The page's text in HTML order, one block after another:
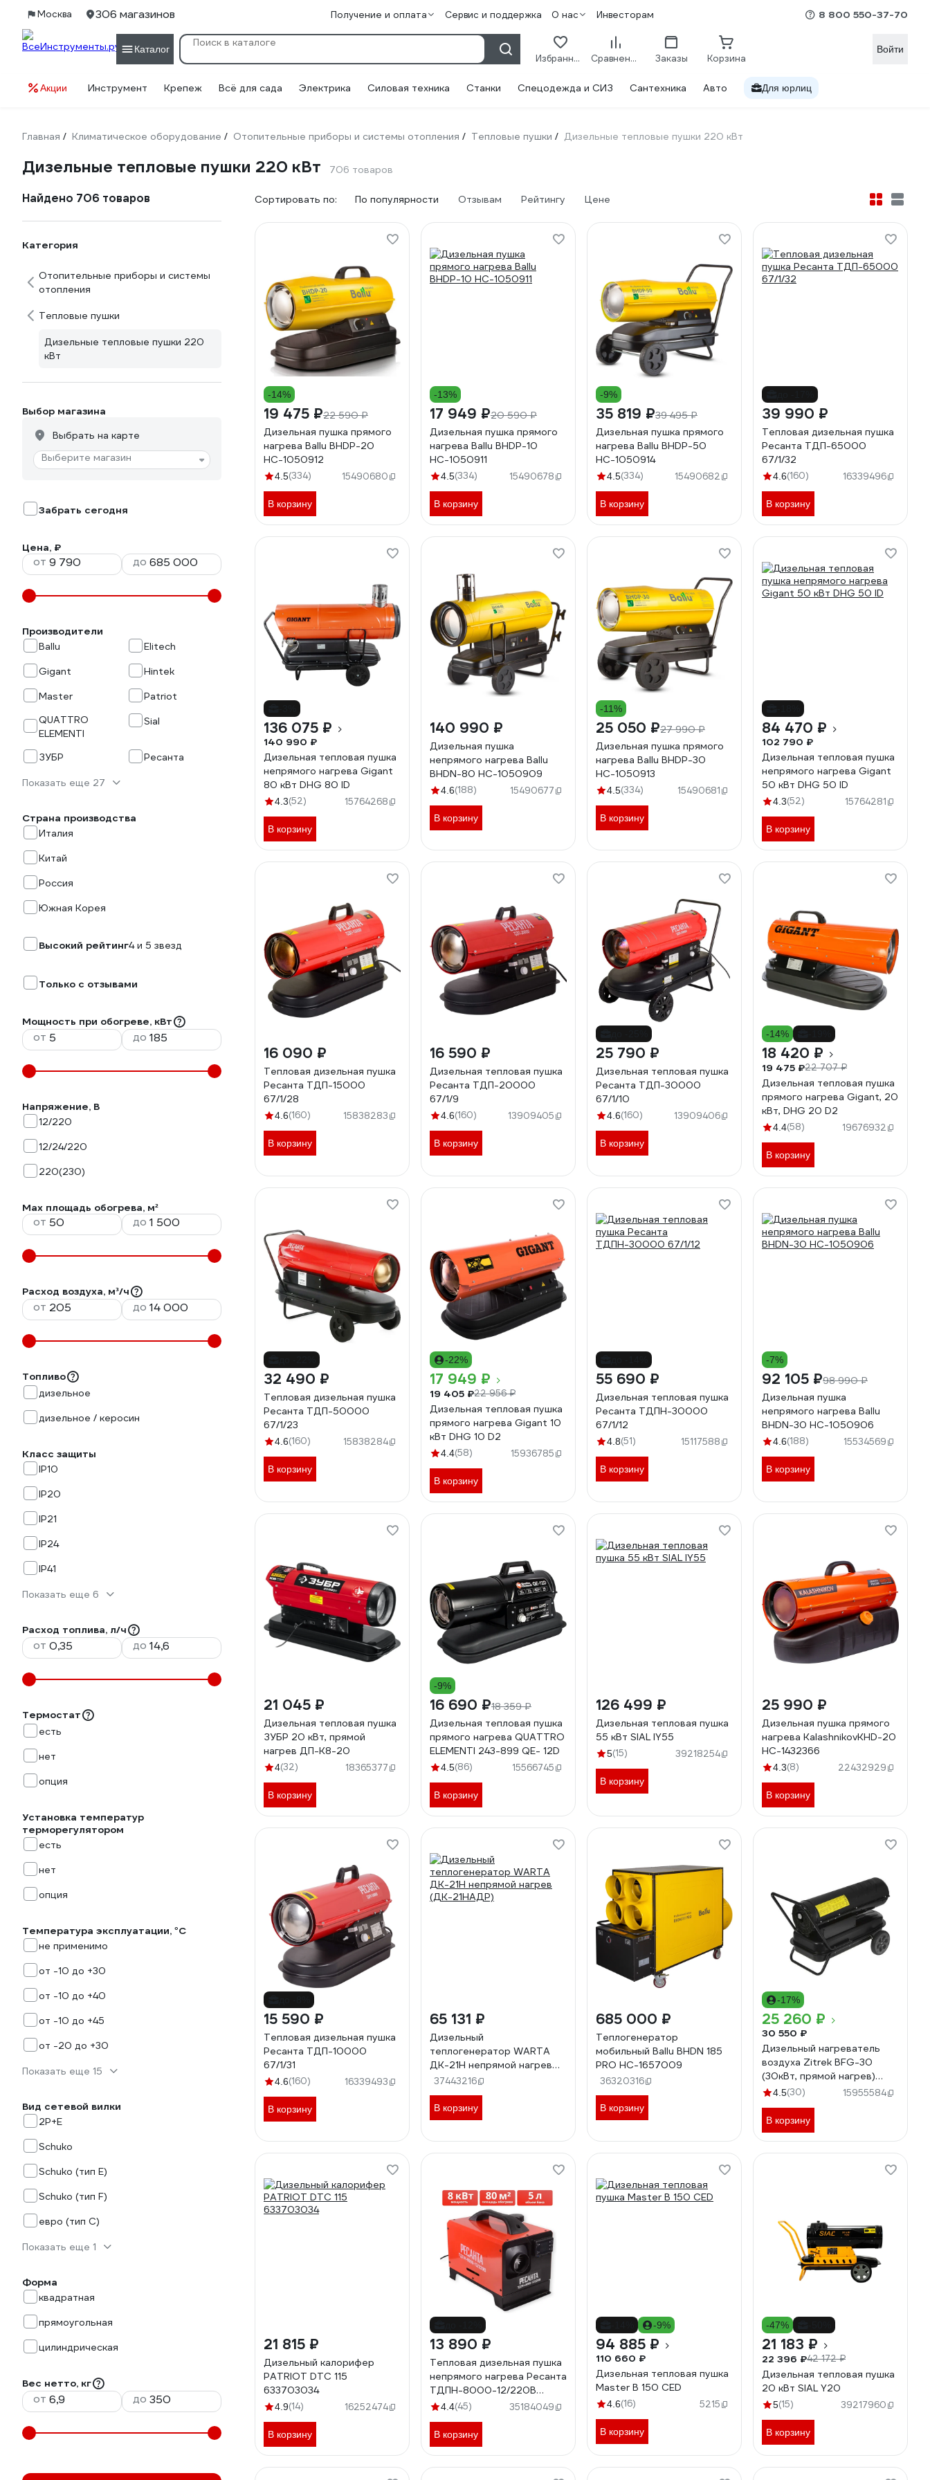
Москва 306 магазинов Получение и оплата Сервис и поддержка О нас Инвесторам 8 800 550-37-70
Каталог
Избранное Сравнение Заказы Корзина
Войти
Акции Инструмент Крепеж Всё для сада Электрика Силовая техника Станки Спецодежда и СИЗ Сантехника Авто Для юрлиц
Главная / Климатическое оборудование / Отопительные приборы и системы отопления / Тепловые пушки / Дизельные тепловые пушки 220 кВт
Дизельные тепловые пушки 220 кВт 706 товаров
Найдено 706 товаров
Категория
Отопительные приборы и системы
отопления
Тепловые пушки
Дизельные тепловые пушки 220
кВт
Выбор магазина
Выбрать на карте
Выберите магазин
Забрать сегодня
Цена, ₽
от до
Производители
Ballu
Elitech
Gigant
Hintek
Master
Patriot
QUATTRO
ELEMENTI
Sial
ЗУБР Ресанта
Показать еще 27
Страна производства
Италия
Китай
Россия
Южная Корея
Высокий рейтинг4 и 5 звезд
Только с отзывами
Мощность при обогреве, кВт
от до
Напряжение, В
12/220
12/24/220
220(230)
Max площадь обогрева, м²
от до
Расход воздуха, м³/ч
от до
Топливо
дизельное
дизельное / керосин
Класс защиты
IP10
IP20
IP21
IP24
IP41
Показать еще 6
Расход топлива, л/ч
от до
Термостат
есть
нет
опция
Установка температур
терморегулятором
есть
нет
опция
Температура эксплуатации, °С
не применимо
от -10 до +30
от -10 до +40
от -10 до +45
от -20 до +30
Показать еще 15
Вид сетевой вилки
2P+E
Schuko
Schuko (тип E)
Schuko (тип F)
евро (тип С)
Показать еще 1
Форма
квадратная
прямоугольная
цилиндрическая
Вес нетто, кг
от до
Сортировать по: По популярности Отзывам Рейтингу Цене
-14%
19 475 ₽22 590 ₽
Дизельная пушка прямого
нагрева Ballu BHDP-20
НС-1050912
4.5(334) 15490680
В корзину
-13%
17 949 ₽20 590 ₽
Дизельная пушка прямого
нагрева Ballu BHDP-10
НС-1050911
4.5(334) 15490678
В корзину
-9%
35 819 ₽39 495 ₽
Дизельная пушка прямого
нагрева Ballu BHDP-50
НС-1050914
4.5(334) 15490682
В корзину
39 990 ₽
Тепловая дизельная пушка
Ресанта ТДП-65000
67/1/32
4.6(160) 16339496
В корзину
136 075 ₽
140 990 ₽
Дизельная тепловая пушка
непрямого нагрева Gigant
80 кВт DHG 80 ID
4.3(52) 15764268
В корзину
140 990 ₽
Дизельная пушка
непрямого нагрева Ballu
BHDN-80 НС-1050909
4.6(188) 15490677
В корзину
-11%
25 050 ₽27 990 ₽
Дизельная пушка прямого
нагрева Ballu BHDP-30
НС-1050913
4.5(334) 15490681
В корзину
84 470 ₽
102 790 ₽
Дизельная тепловая пушка
непрямого нагрева Gigant
50 кВт DHG 50 ID
4.3(52) 15764281
В корзину
16 090 ₽
Тепловая дизельная пушка
Ресанта ТДП-15000
67/1/28
4.6(160) 15838283
В корзину
16 590 ₽
Дизельная тепловая пушка
Ресанта ТДП-20000
67/1/9
4.6(160) 13909405
В корзину
25 790 ₽
Дизельная тепловая пушка
Ресанта ТДП-30000
67/1/10
4.6(160) 13909406
В корзину
-14%
18 420 ₽
19 475 ₽22 707 ₽
Дизельная тепловая пушка
прямого нагрева Gigant, 20
кВт, DHG 20 D2
4.4(58) 19676932
В корзину
32 490 ₽
Тепловая дизельная пушка
Ресанта ТДП-50000
67/1/23
4.6(160) 15838284
В корзину
-22%
17 949 ₽
19 405 ₽22 956 ₽
Дизельная тепловая пушка
прямого нагрева Gigant 10
кВт DHG 10 D2
4.4(58) 15936785
В корзину
55 690 ₽
Дизельная тепловая пушка
Ресанта ТДПН-30000
67/1/12
4.8(51) 15117588
В корзину
-7%
92 105 ₽98 990 ₽
Дизельная пушка
непрямого нагрева Ballu
BHDN-30 НС-1050906
4.6(188) 15534569
В корзину
21 045 ₽
Дизельная тепловая пушка
ЗУБР 20 кВт, прямой
нагрев ДП-К8-20
4(32) 18365377
В корзину
-9%
16 690 ₽18 359 ₽
Дизельная тепловая пушка
прямого нагрева QUATTRO
ELEMENTI 243-899 QE- 12D
4.5(86) 15566745
В корзину
126 499 ₽
Дизельная тепловая пушка
55 кВт SIAL IY55
5(15) 39218254
В корзину
25 990 ₽
Дизельная пушка прямого
нагрева KalashnikovKHD-20
НС-1432366
4.3(8) 22432929
В корзину
15 590 ₽
Тепловая дизельная пушка
Ресанта ТДП-10000
67/1/31
4.6(160) 16339493
В корзину
65 131 ₽
Дизельный
теплогенератор WARTA
ДК-21Н непрямой нагрев
(ДК-21НАДР)
37443216
В корзину
685 000 ₽
Теплогенератор
мобильный Ballu BHDN 185
PRO НС-1657009
36320316
В корзину
-17%
25 260 ₽
30 550 ₽
Дизельный нагреватель
воздуха Zitrek BFG-30
(30кВт, прямой нагрев)
070-2803
4.5(30) 15955584
В корзину
21 815 ₽
Дизельный калорифер
PATRIOT DTС 115
633703034
4.9(14) 16252474
В корзину
13 890 ₽
Тепловая дизельная пушка
непрямого нагрева Ресанта
ТДПН-8000-12/220В
67/1/55
4.4(45) 35184049
В корзину
-9%
94 885 ₽
110 660 ₽
Дизельная тепловая пушка
Master B 150 CED
4.6(16) 5215
В корзину
-47%
21 183 ₽
22 396 ₽42 172 ₽
Дизельная тепловая пушка
20 кВт SIAL Y20
5(15) 39217960
В корзину